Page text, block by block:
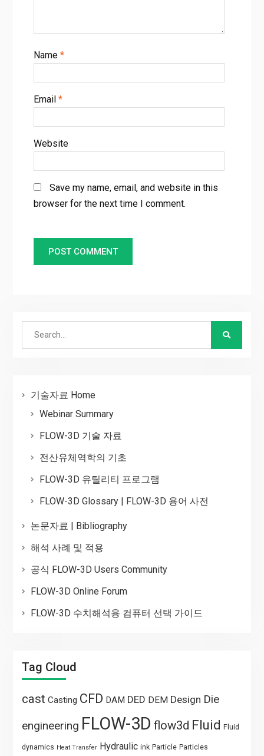
Name *
Email *
Website
Save my name, email, and website in this
browser for the next time I comment.
기술자료 Home
Webinar Summary
FLOW-3D 기술 자료
전산유체역학의 기초
FLOW-3D 유틸리티 프로그램
FLOW-3D Glossary | FLOW-3D 용어 사전
논문자료 | Bibliography
해석 사례 및 적용
공식 FLOW-3D Users Community
FLOW-3D Online Forum
FLOW-3D 수치해석용 컴퓨터 선택 가이드
Tag Cloud
cast Casting CFD DAM DED DEM Design Die
engineering FLOW-3D flow3d Fluid Fluid
dynamics Heat Transfer Hydraulic ink Particle Particles